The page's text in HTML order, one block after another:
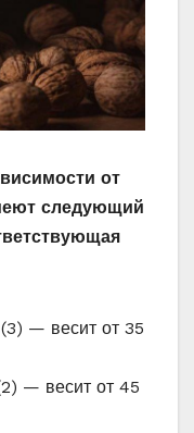
от
следующий
(3) — весит от 35
— весит от 45